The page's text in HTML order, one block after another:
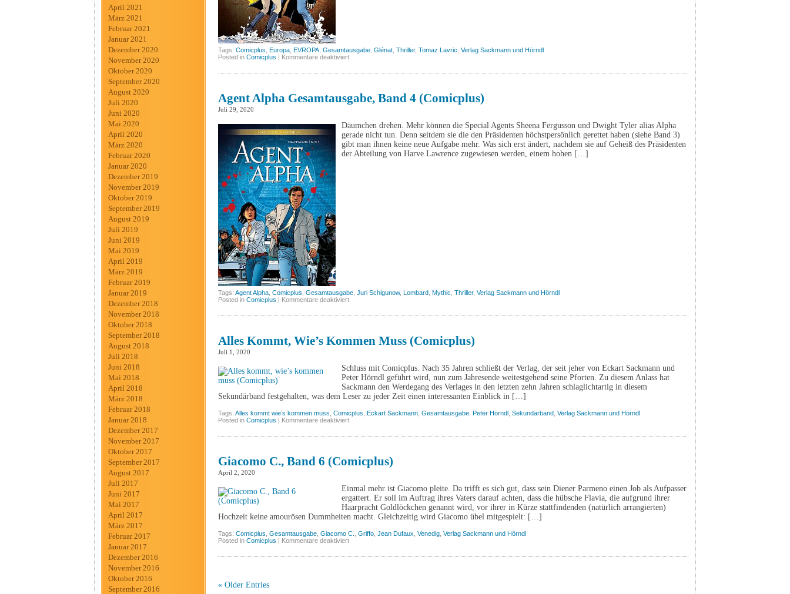
April 2021
März 2021
Februar 2021
Januar 2021
Dezember 2020
November 2020
Oktober 2020
September 2020
August 2020
Juli 2020
Juni 2020
Mai 2020
April 2020
März 2020
Februar 2020
Januar 2020
Dezember 2019
November 2019
Oktober 2019
September 2019
August 2019
Juli 2019
Juni 2019
Mai 2019
April 2019
März 2019
Februar 2019
Januar 2019
Dezember 2018
November 2018
Oktober 2018
September 2018
August 2018
Juli 2018
Juni 2018
Mai 2018
April 2018
März 2018
Februar 2018
Januar 2018
Dezember 2017
November 2017
Oktober 2017
September 2017
August 2017
Juli 2017
Juni 2017
Mai 2017
April 2017
März 2017
Februar 2017
Januar 2017
Dezember 2016
November 2016
Oktober 2016
September 2016
Tags: Comicplus Europa EVROPA Gesamtausgabe Glénat Thriller, Tomaz Lavric Verlag Sackmann und Hörndl
Posted in Comicplus | Kommentare deaktiviertfür
Agent Alpha Gesamtausgabe, Band 4 (Comicplus)
Juli 29, 2020
Däumchen drehen. Mehr können die Special Agents Sheena Fergusson und Dwight Tyler alias Alpha
gerade nicht tun. Denn seitdem sie die den Präsidenten höchstpersönlich gerettet haben (siehe Band 3)
gibt man ihnen keine neue Aufgabe mehr. Was sich erst ändert, nachdem sie auf Geheiß des Präsidenten
der Abteilung von Harve Lawrence zugewiesen werden, einem hohen […]
Tags: Agent Alpha Comicplus Gesamtausgabe Juri Schigunow, Lombard Mythic Thriller, Verlag Sackmann und Hörndl
Posted in Comicplus | Kommentare deaktiviertfür
(Comicplus)
Alles Kommt, Wie’s Kommen Muss (Comicplus)
Juli 1, 2020
Schluss mit Comicplus. Nach 35 Jahren schließt der Verlag, der seit jeher von Eckart Sackmann und
Peter Hörndl geführt wird, nun zum Jahresende weitestgehend seine Pforten. Zu diesem Anlass hat
Sackmann den Werdegang des Verlages in den letzten zehn Jahren schlaglichtartig in diesem
Sekundärband festgehalten, was dem Leser zu jeder Zeit einen interessanten Einblick in […]
Tags: Alles kommt wie’s kommen muss Comicplus Eckart Sackmann Gesamtausgabe Peter Hörndl Sekundärband Verlag Sackmann und Hörndl
Posted in Comicplus | Kommentare deaktiviertfür
(Comicplus)
Giacomo C., Band 6 (Comicplus)
April 2, 2020
Einmal mehr ist Giacomo pleite. Da trifft es sich gut, dass sein Diener Parmeno einen Job als Aufpasser
ergattert. Er soll im Auftrag ihres Vaters darauf achten, dass die hübsche Flavia, die aufgrund ihrer
Haarpracht Goldlöckchen genannt wird, vor ihrer in Kürze stattfindenden (natürlich arrangierten)
Hochzeit keine amourösen Dummheiten macht. Gleichzeitig wird Giacomo übel mitgespielt: […]
Tags: Comicplus Gesamtausgabe Giacomo C. Griffo Jean Dufaux Venedig Verlag Sackmann und Hörndl
Posted in Comicplus | Kommentare deaktiviertfür
« Older Entries